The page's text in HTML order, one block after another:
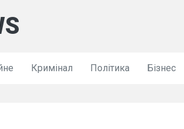
Кримінал Політика Бізнес